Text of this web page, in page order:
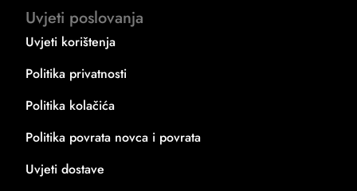
Uvjeti poslovanja
Uvjeti korištenja
Politika privatnosti
Politika kolačića
Politika povrata novca i povrata
Uvjeti dostave